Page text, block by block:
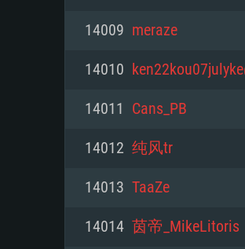
최소사양
운영체제: Windows
프로세서: 2.2 GHz
메모리: 4GB
최소사양
운영체제: Mac OS
프로세서: 최소 2.2
최소사양
운영체제: 64bit
프로세서: 2.4 GHz 듀
메모리: 4 GB
14009 meraze
14010
14011 Cans_PB
14012 纯风tr
14013 TaaZe
14014 茵帝_MikeLitoris